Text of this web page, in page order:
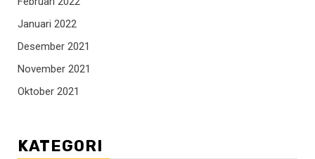
Januari 2022
Desember 2021
November 2021
Oktober 2021
KATEGORI